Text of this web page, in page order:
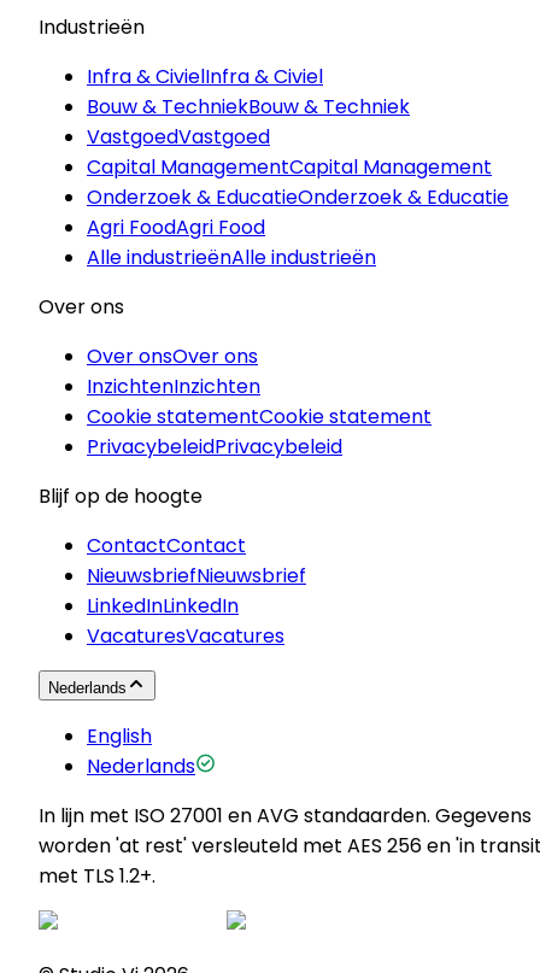
Industrieën
Infra & CivielInfra & Civiel
Bouw & TechniekBouw & Techniek
VastgoedVastgoed
Capital ManagementCapital Management
Onderzoek & EducatieOnderzoek & Educatie
Agri FoodAgri Food
Alle industrieënAlle industrieën
Over ons
Over onsOver ons
InzichtenInzichten
Cookie statementCookie statement
PrivacybeleidPrivacybeleid
Blijf op de hoogte
ContactContact
NieuwsbriefNieuwsbrief
LinkedInLinkedIn
VacaturesVacatures
Nederlands
English
Nederlands
In lijn met ISO 27001 en AVG standaarden. Gegevens
worden 'at rest' versleuteld met AES 256 en 'in
met TLS 1.2+.